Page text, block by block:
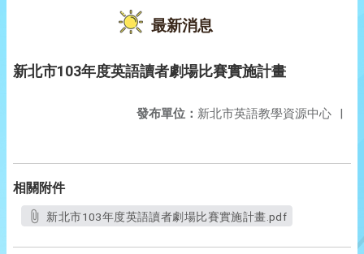
最新消息
新北市103年度英語讀者劇場比賽實施計畫
發布單位： 新北市英語教學資源中心 |
相關附件
新北市103年度英語讀者劇場比賽實施計畫.pdf